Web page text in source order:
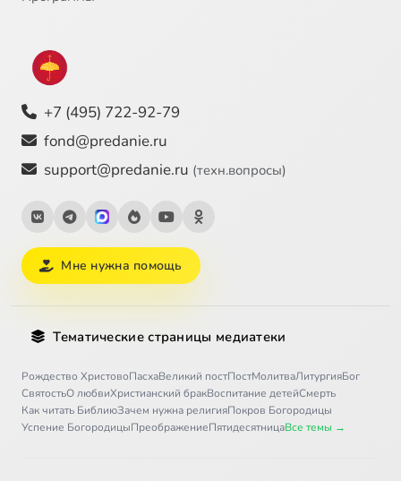
+7 (495) 722-92-79
fond@predanie.ru
support@predanie.ru (техн.вопросы)
Мне нужна помощь
Тематические страницы медиатеки
Рождество ХристовоПасхаВеликий постПостМолитваЛитургияБог
СвятостьО любвиХристианский бракВоспитание детейСмерть
Как читать БиблиюЗачем нужна религияПокров Богородицы
Успение БогородицыПреображениеПятидесятницаВсе темы →